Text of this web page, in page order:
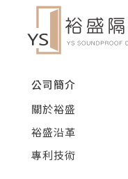
公司簡介
關於裕盛
裕盛沿革
專利技術